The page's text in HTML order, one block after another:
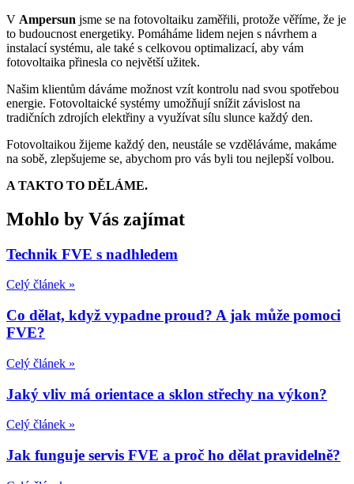
V Ampersun jsme se na fotovoltaiku zaměřili, protože věříme, že je
to budoucnost energetiky. Pomáháme lidem nejen s návrhem a
instalací systému, ale také s celkovou optimalizací, aby vám
fotovoltaika přinesla co největší užitek.
Našim klientům dáváme možnost vzít kontrolu nad svou spotřebou
energie. Fotovoltaické systémy umožňují snížit závislost na
tradičních zdrojích elektřiny a využívat sílu slunce každý den.
Fotovoltaikou žijeme každý den, neustále se vzděláváme, makáme
na sobě, zlepšujeme se, abychom pro vás byli tou nejlepší volbou.
A TAKTO TO DĚLÁME.
Mohlo by Vás zajímat
Technik FVE s nadhledem
Celý článek »
Co dělat, když vypadne proud? A jak může pomoci
FVE?
Celý článek »
Jaký vliv má orientace a sklon střechy na výkon?
Celý článek »
Jak funguje servis FVE a proč ho dělat pravidelně?